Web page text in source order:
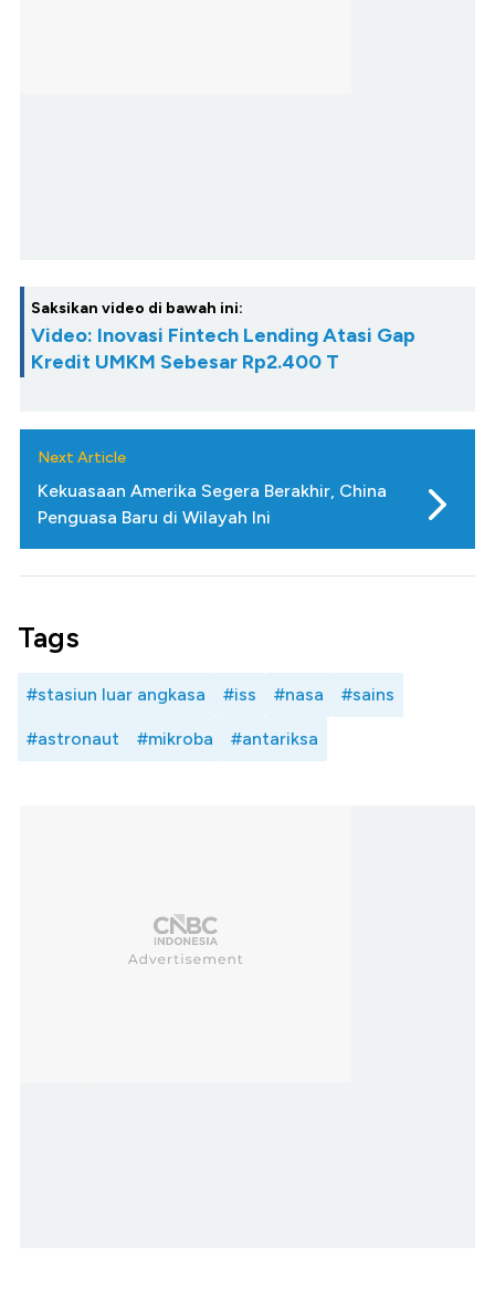
Saksikan video di bawah ini:
Video: Inovasi Fintech Lending Atasi Gap
Kredit UMKM Sebesar Rp2.400 T
Next Article
Kekuasaan Amerika Segera Berakhir, China
Penguasa Baru di Wilayah Ini
Tags
#stasiun luar angkasa #iss #nasa #sains
#astronaut #mikroba #antariksa